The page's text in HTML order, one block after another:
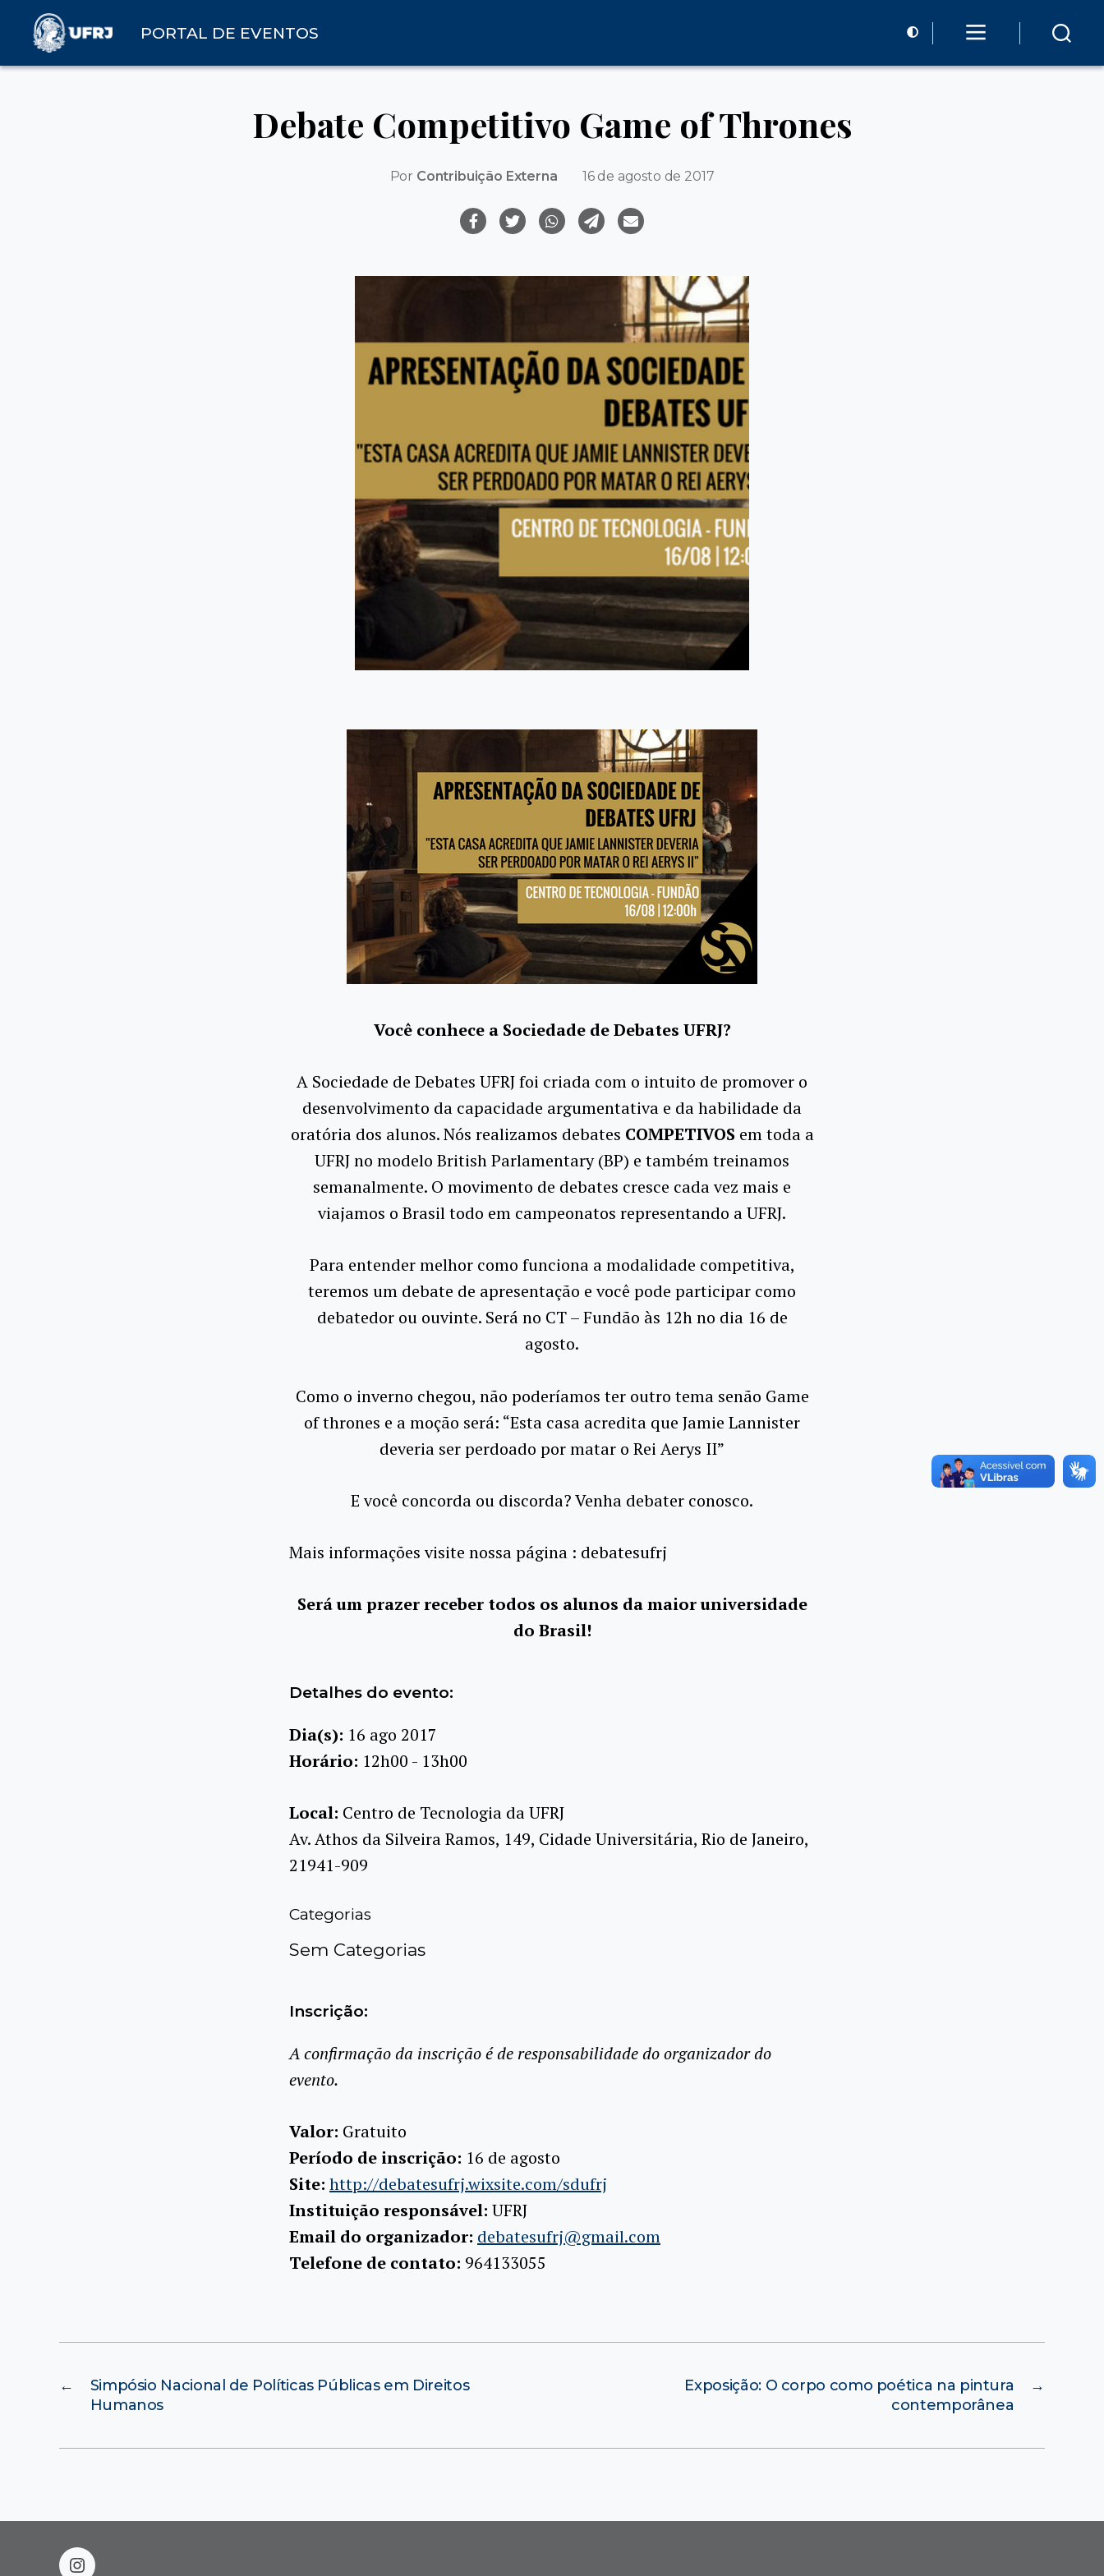
PORTAL DE EVENTOS
Debate Competitivo Game of Thrones
Por Contribuição Externa 16 de agosto de 2017
Você conhece a Sociedade de Debates UFRJ?
A Sociedade de Debates UFRJ foi criada com o intuito de promover o
desenvolvimento da capacidade argumentativa e da habilidade da
oratória dos alunos. Nós realizamos debates COMPETIVOS em toda a
UFRJ no modelo British Parlamentary (BP) e também treinamos
semanalmente. O movimento de debates cresce cada vez mais e
viajamos o Brasil todo em campeonatos representando a UFRJ.
Para entender melhor como funciona a modalidade competitiva,
teremos um debate de apresentação e você pode participar como
debatedor ou ouvinte. Será no CT – Fundão às 12h no dia 16 de
agosto.
Como o inverno chegou, não poderíamos ter outro tema senão Game
of thrones e a moção será: “Esta casa acredita que Jamie Lannister
deveria ser perdoado por matar o Rei Aerys II”
E você concorda ou discorda? Venha debater conosco.
Mais informações visite nossa página : debatesufrj
Será um prazer receber todos os alunos da maior universidade
do Brasil!
Detalhes do evento:
Dia(s): 16 ago 2017
Horário: 12h00 - 13h00
Local: Centro de Tecnologia da UFRJ
Av. Athos da Silveira Ramos, 149, Cidade Universitária, Rio de Janeiro,
21941-909
Categorias
Sem Categorias
Inscrição:
A confirmação da inscrição é de responsabilidade do organizador do
evento.
Valor: Gratuito
Período de inscrição: 16 de agosto
Site: http://debatesufrj.wixsite.com/sdufrj
Instituição responsável: UFRJ
Email do organizador: debatesufrj@gmail.com
Telefone de contato: 964133055
←
Simpósio Nacional de Políticas Públicas em Direitos
Humanos
→
Exposição: O corpo como poética na pintura
contemporânea